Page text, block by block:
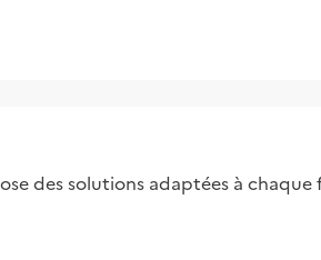
des solutions adaptées à chaque